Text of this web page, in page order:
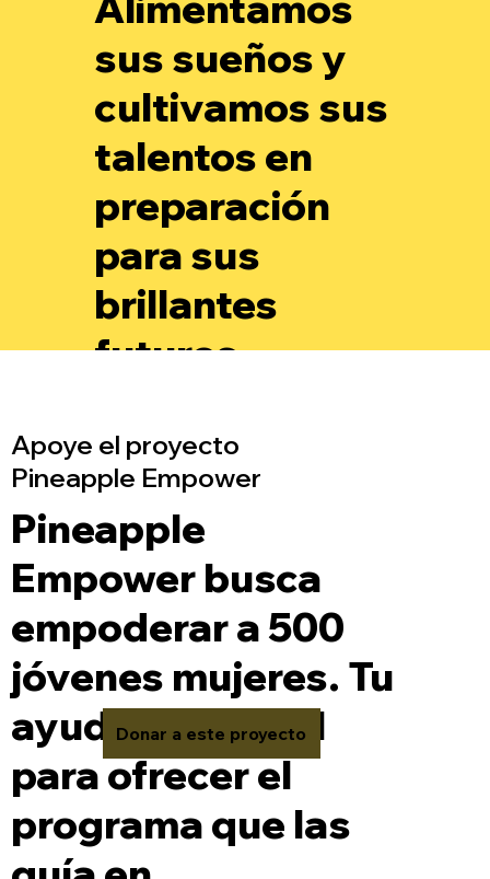
sus sueños y
cultivamos sus
talentos en
preparación
para sus
brillantes
futuros.
Apoye el proyecto
Pineapple Empower
Pineapple
Empower busca
empoderar a 500
jóvenes mujeres. Tu
ayuda es crucial
para ofrecer el
programa que las
Donar a este proyecto